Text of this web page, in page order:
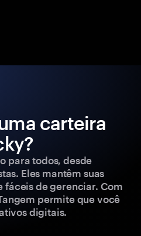
carteira
para todos, desde
Eles mantêm suas
fáceis de gerenciar. Com
permite que você
digitais.